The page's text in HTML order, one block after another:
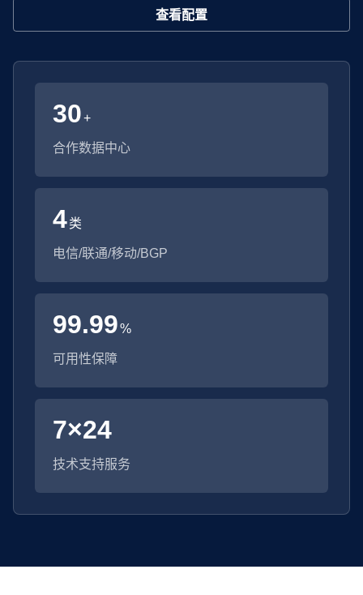
查看配置
30+
合作数据中心
4类
电信/联通/移动/BGP
99.99%
可用性保障
7×24
技术支持服务